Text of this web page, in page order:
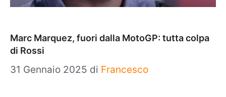
Marc Marquez, fuori dalla MotoGP: tutta colpa
di Rossi
31 Gennaio 2025 di Francesco